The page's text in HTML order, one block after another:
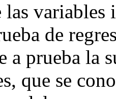
variables
de
a prueba la
que se